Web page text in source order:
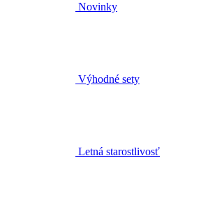
Novinky
Výhodné sety
Letná starostlivosť